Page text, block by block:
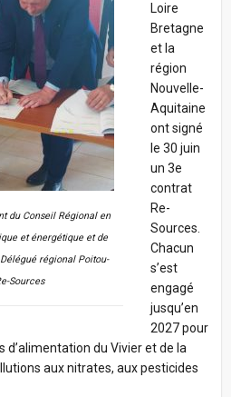
du Conseil Régional en
et énergétique et de
régional Poitou-
Sources
Loire
Bretagne
et la
région
Nouvelle-
Aquitaine
ont signé
le 30 juin
un 3e
contrat
Re-
Sources.
Chacun
s’est
engagé
jusqu’en
2027 pour
d’alimentation du Vivier et de la
aux nitrates, aux pesticides